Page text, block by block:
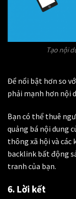
Tạo nội
Để nổi bật hơn so
phải mạnh hơn nội
Bạn có thể thuê
quảng bá nội dung
thông xã hội và các
backlink bất động
tranh của bạn.
6. Lời kết